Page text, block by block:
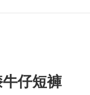
仔短褲